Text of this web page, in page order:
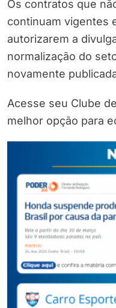
Os contratos que
continuam vigentes
autorizarem a
normalização do
novamente
Acesse seu Clube
melhor opção para